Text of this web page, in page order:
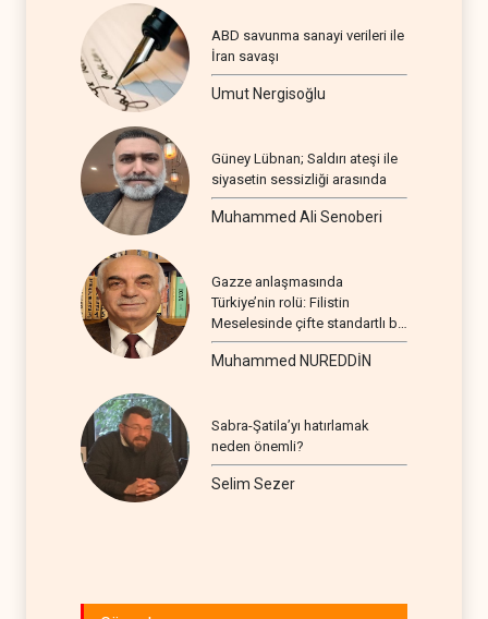
ABD savunma sanayi verileri ile
İran savaşı
Umut Nergisoğlu
Güney Lübnan; Saldırı ateşi ile
siyasetin sessizliği arasında
Muhammed Ali Senoberi
Gazze anlaşmasında
Türkiye’nin rolü: Filistin
Meselesinde çifte standartlı bir
seyir
Muhammed NUREDDİN
Sabra-Şatila’yı hatırlamak
neden önemli?
Selim Sezer